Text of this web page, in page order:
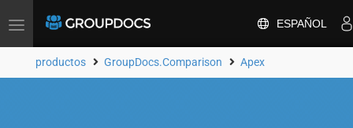
Toggle
ESPAÑOL
productos GroupDocs.Comparison Apex